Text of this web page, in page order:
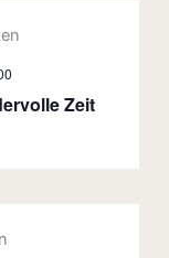
Zeit